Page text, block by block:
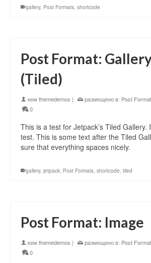
gallery, Post Formats, shortcode
Post Format:
(Tiled)
кем themedemos | размещено в: Post
0
This is a test for Jetpack’s Tiled Gallery.
test. This is some text after the Tiled
sure that everything spaces nicely.
gallery, jetpack, Post Formats, shortcode, tiled
Post Format: Image
кем themedemos | размещено в: Post
0